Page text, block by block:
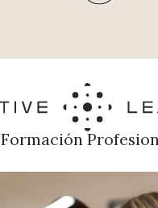
Formación